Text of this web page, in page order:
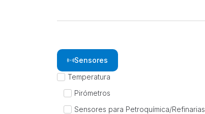
Sensores
Temperatura
Pirómetros
Sensores para Petroquímica/Refinarias